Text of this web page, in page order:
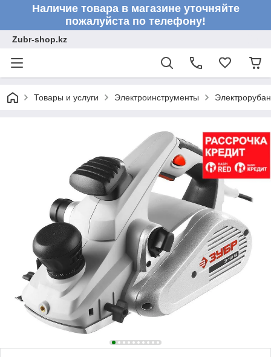
Наличие товара в магазине уточняйте
пожалуйста по телефону!
Zubr-shop.kz
Товары и услуги Электроинструменты